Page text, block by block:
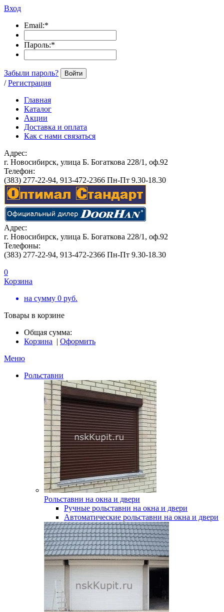
Вход
Email:*
Пароль:*
Забыли пароль? Войти
/ Регистрация
Главная
Каталог
Акции
Доставка и оплата
Как с нами связаться
Адрес:
г. Новосибирск, улица Б. Богаткова 228/1, оф.92
Телефон:
(383) 277-22-94, 913-472-2366 Пн-Пт 9.30-18.30
Адрес:
г. Новосибирск, улица Б. Богаткова 228/1, оф.92
Телефоны:
(383) 277-22-94, 913-472-2366 Пн-Пт 9.30-18.30
0
Корзина
на сумму 0 руб.
Товары в корзине
Общая сумма:
Корзина | Оформить
Меню
Рольставни
Рольставни на окна и двери
Ручные рольставни на окна и двери
Автоматические рольставни на окна и двери